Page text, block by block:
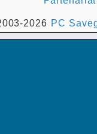
2026 PC